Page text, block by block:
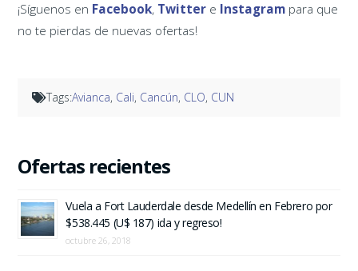
¡Síguenos en Facebook, Twitter e Instagram para que
no te pierdas de nuevas ofertas!
Tags:Avianca, Cali, Cancún, CLO, CUN
Ofertas recientes
Vuela a Fort Lauderdale desde Medellín en Febrero por
$538.445 (U$ 187) ida y regreso!
octubre 26, 2018